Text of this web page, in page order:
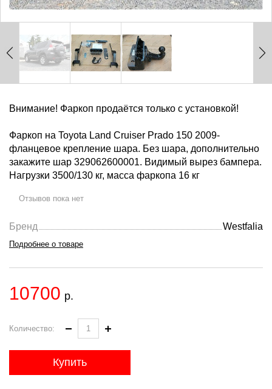
Внимание! Фаркоп продаётся только с установкой!
Фаркоп на Toyota Land Cruiser Prado 150 2009-
фланцевое крепление шара. Без шара, дополнительно
закажите шар 329062600001. Видимый вырез бампера.
Нагрузки 3500/130 кг, масса фаркопа 16 кг
Отзывов пока нет
Бренд Westfalia
Подробнее о товаре
10700 р.
Количество:
Купить